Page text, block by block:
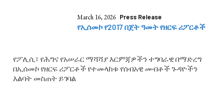
March 16, 2026 Press Release
የኢሰመኮ የ2017 በጀት ዓመት የዘርፍ ሪፖርቶች
የፖሊሲ፣ የሕግና የአሠራር ማሻሻያ እርምጃዎችን ተግባራዊ በማድረግ
በኢሰመኮ የዘርፍ ሪፖርቶች የተመላከቱ የሰብአዊ መብቶች ጉዳዮችን
እልባት መስጠት ይገባል